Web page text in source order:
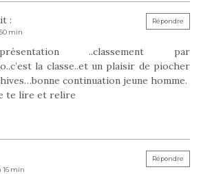
:
min
..classement par
la classe..et un plaisir de piocher
continuation jeune homme.
te lire et relire
Répondre
16 min
Répondre